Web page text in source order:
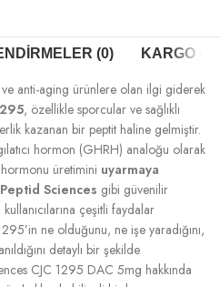
(0) KARGO &
ve anti-aging ürünlere olan ilgi giderek
, özellikle sporcular ve sağlıklı
kazanan bir peptit haline gelmiştir.
hormon (GHRH) analoğu olarak
üretimini uyarmaya
Peptid Sciences gibi güvenilir
çeşitli faydalar
ne olduğunu, ne işe yaradığını,
detaylı bir şekilde
CJC 1295 DAC 5mg hakkında